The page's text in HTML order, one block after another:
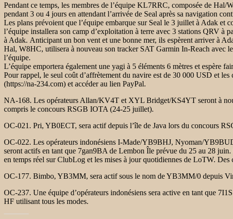
Pendant ce temps, les membres de l’équipe KL7RRC, composée de
pendant 3 ou 4 jours en attendant l’arrivée de Seal après sa navigation
Les plans prévoient que l’équipe embarque sur Seal le 3 juillet à Adak et
l’équipe installera son camp d’exploitation à terre avec 3 stations QRV
à Adak. Anticipant un bon vent et une bonne mer, ils espèrent arriver à
Hal, W8HC, utilisera à nouveau son tracker SAT Garmin In-Reach avec
l’équipe.
L’équipe emportera également une yagi à 5 éléments 6 mètres et espère
Pour rappel, le seul coût d’affrètement du navire est de 30 000 USD et
(https://na-234.com) et accéder au lien PayPal.
NA-168. Les opérateurs Allan/KV4T et XYL Bridget/KS4YT seront à
compris le concours RSGB IOTA (24-25 juillet).
OC-021. Pri, YB0ECT, sera actif depuis l’île de Java lors du concours
OC-022. Les opérateurs indonésiens I-Made/YB9BHJ, Nyoman/
seront actifs en tant que 7gan9BA de Lembon Île prévue du 25 au 28
en temps réel sur ClubLog et les mises à jour quotidiennes de LoTW.
OC-177. Bimbo, YB3MM, sera actif sous le nom de YB3MM/0 depuis
OC-237. Une équipe d’opérateurs indonésiens sera active en tant que
HF utilisant tous les modes.